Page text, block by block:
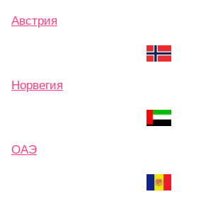
Австрия
Норвегия
ОАЭ